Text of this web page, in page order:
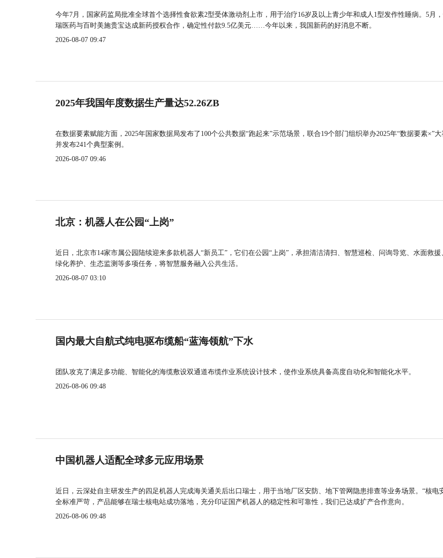
今年7月，国家药监局批准全球首个选择性食欲素2型受体激动剂上市，用于治疗16岁及以上青少年和成人1型发作性睡病。5月
瑞医药与百时美施贵宝达成新药授权合作，确定性付款9.5亿美元……今年以来，我国新药的好消息不断。
2026-08-07 09:47
2025年我国年度数据生产量达52.26ZB
在数据要素赋能方面，2025年国家数据局发布了100个公共数据“跑起来”示范场景，联合19个部门组织举办2025年“数据要素×”大
并发布241个典型案例。
2026-08-07 09:46
北京：机器人在公园“上岗”
近日，北京市14家市属公园陆续迎来多款机器人“新员工”，它们在公园“上岗”，承担清洁清扫、智慧巡检、问询导览、水面救援
绿化养护、生态监测等多项任务，将智慧服务融入公共生活。
2026-08-07 03:10
国内最大自航式纯电驱布缆船“蓝海领航”下水
团队攻克了满足多功能、智能化的海缆敷设双通道布缆作业系统设计技术，使作业系统具备高度自动化和智能化水平。
2026-08-06 09:48
中国机器人适配全球多元应用场景
近日，云深处自主研发生产的四足机器人完成海关通关后出口瑞士，用于当地厂区安防、地下管网隐患排查等业务场景。“核电
全标准严苛，产品能够在瑞士核电站成功落地，充分印证国产机器人的稳定性和可靠性，我们已达成扩产合作意向。
2026-08-06 09:48